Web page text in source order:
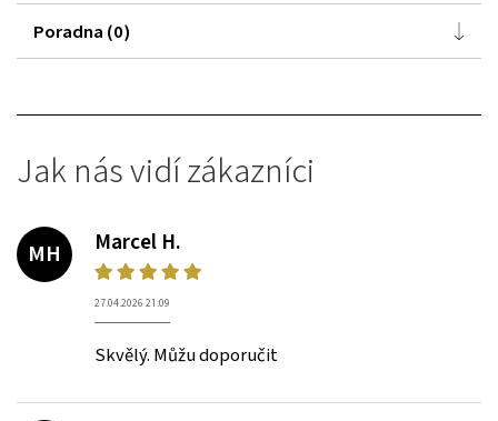
Poradna (0)
Jak nás vidí zákazníci
MH
Marcel H.
27.04.2026 21:09
Skvělý. Můžu doporučit